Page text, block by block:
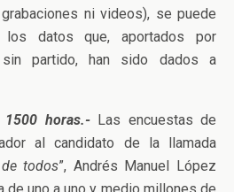
ni videos), se puede
los datos que, aportados por
sin partido, han sido dados a
horas.- Las encuestas de
al candidato de la llamada
todos”, Andrés Manuel López